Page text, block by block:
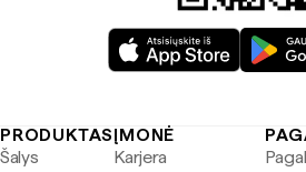
PRODUKTAS
Šalys
ĮMONĖ
Karjera